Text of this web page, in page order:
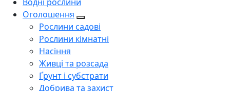
Оголошення
Рослини садові
Рослини кімнатні
Насіння
Живці та розсада
Ґрунт і субстрати
Добрива та захист